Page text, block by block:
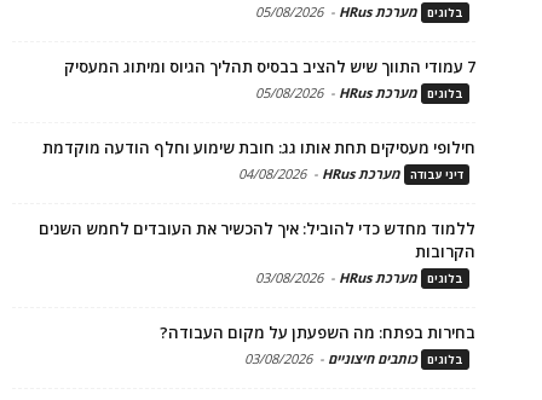
בלוגים מערכת HRus -
05/08/2026
7 עמודי התווך שיש להציב בבסיס תהליך הגיוס ומיתוג המעסיק
בלוגים מערכת HRus -
05/08/2026
חילופי מעסיקים תחת אותו גג: חובת שימוע וחלף הודעה מוקדמת
דיני עבודה מערכת HRus -
04/08/2026
ללמוד מחדש כדי להוביל: איך להכשיר את העובדים לחמש השנים
הקרובות
בלוגים מערכת HRus -
03/08/2026
בחירות בפתח: מה השפעתן על מקום העבודה?
בלוגים כותבים חיצוניים -
03/08/2026